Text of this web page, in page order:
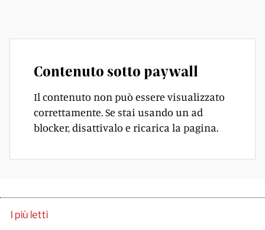
Contenuto sotto paywall
Il contenuto non può essere visualizzato
correttamente. Se stai usando un ad
blocker, disattivalo e ricarica la pagina.
I più letti